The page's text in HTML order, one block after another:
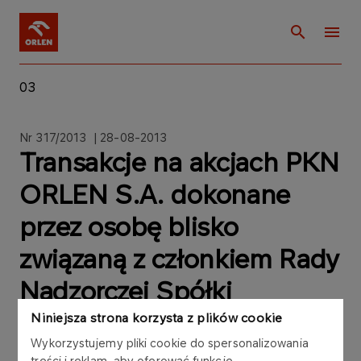
Niniejsza strona korzysta z plików cookie
Wykorzystujemy pliki cookie do spersonalizowania
03
Nr 317/2013 | 28-08-2013
Transakcje na akcjach PKN
ORLEN S.A. dokonane
przez osobę blisko
związaną z członkiem Rady
Nadzorczej Spółki